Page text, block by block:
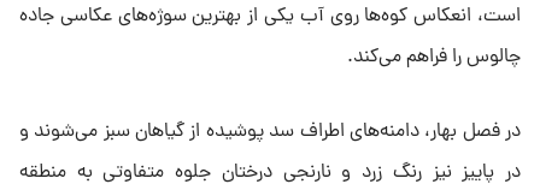
است، انعکاس کوه‌ها روی آب یکی از بهترین سوژه‌های عکاسی جاده
چالوس را فراهم می‌کند.
در فصل بهار، دامنه‌های اطراف سد پوشیده از گیاهان سبز می‌شوند و
در پاییز نیز رنگ زرد و نارنجی درختان جلوه متفاوتی به منطقه